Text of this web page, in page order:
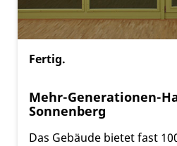
Fertig.
Mehr-Generationen-
Sonnenberg
Das Gebäude bietet fast